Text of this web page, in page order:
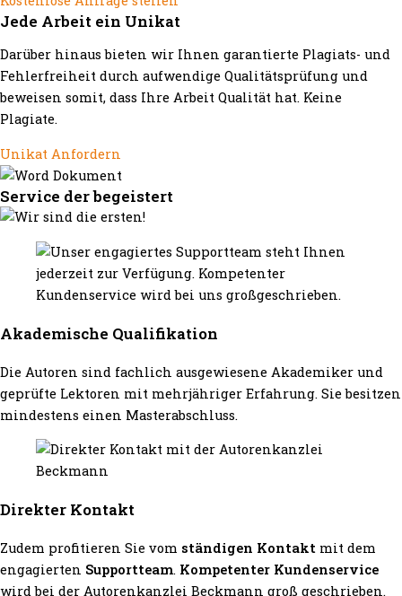
Jede Arbeit ein Unikat
Darüber hinaus bieten wir Ihnen garantierte Plagiats- und
Fehlerfreiheit durch aufwendige Qualitätsprüfung und
beweisen somit, dass Ihre Arbeit Qualität hat. Keine
Plagiate.
Unikat Anfordern
Service der begeistert
Akademische Qualifikation
Die Autoren sind fachlich ausgewiesene Akademiker und
geprüfte Lektoren mit mehrjähriger Erfahrung. Sie besitzen
mindestens einen Masterabschluss.
Direkter Kontakt
Zudem profitieren Sie vom ständigen Kontakt mit dem
engagierten Supportteam. Kompetenter Kundenservice
wird bei der Autorenkanzlei Beckmann groß geschrieben.